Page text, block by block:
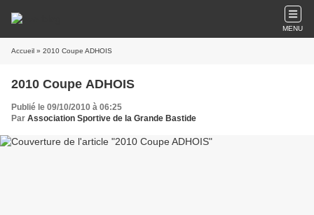
MENU
Accueil » 2010 Coupe ADHOIS
2010 Coupe ADHOIS
Publié le 09/10/2010 à 06:25
Par Association Sportive de la Grande Bastide